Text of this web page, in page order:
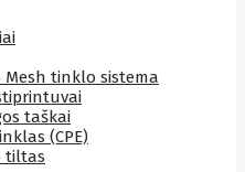
Mesh tinklo sistema
taškai
(CPE)
tiltas